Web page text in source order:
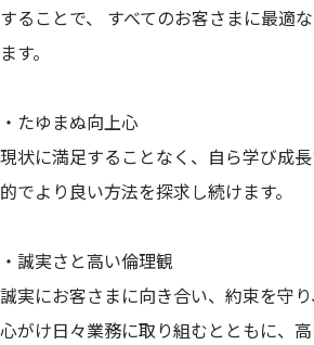
することで、 すべてのお客さまに最適
ます。
・たゆまぬ向上心
現状に満足することなく、自ら学び成
的でより良い方法を探求し続けます。
・誠実さと高い倫理観
誠実にお客さまに向き合い、約束を守
心がけ日々業務に取り組むとともに、